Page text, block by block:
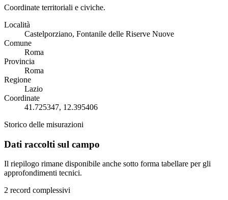
Coordinate territoriali e civiche.
Località
Castelporziano, Fontanile delle Riserve Nuove
Comune
Roma
Provincia
Roma
Regione
Lazio
Coordinate
41.725347, 12.395406
Storico delle misurazioni
Dati raccolti sul campo
Il riepilogo rimane disponibile anche sotto forma tabellare per gli
approfondimenti tecnici.
2 record complessivi